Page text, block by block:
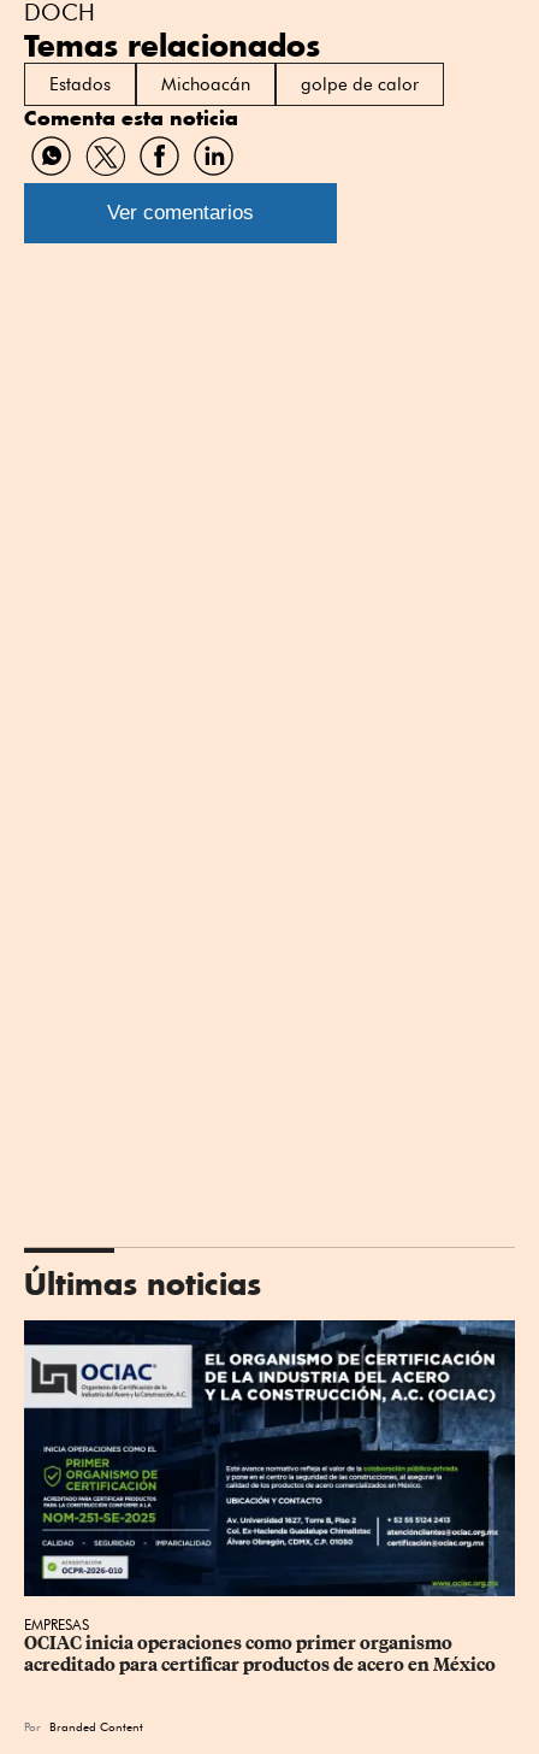
DOCH
Temas relacionados
Estados Michoacán golpe de calor
Comenta esta noticia
Compartir
por
WhatsApp
Compartir
por
Twitter
Compartir
por
Facebook
Compartir
por
Linkedin
Ver comentarios
Últimas noticias
EMPRESAS
OCIAC inicia operaciones como primer organismo
acreditado para certificar productos de acero en México
Por Branded Content